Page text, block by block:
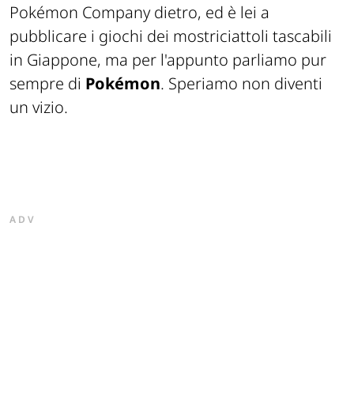
Pokémon Company dietro, ed è lei a
pubblicare i giochi dei mostriciattoli tascabili
in Giappone, ma per l'appunto parliamo pur
sempre di Pokémon. Speriamo non diventi
un vizio.
ADV